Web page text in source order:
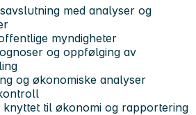
med analyser og
myndigheter
og oppfølging av
og økonomiske analyser
til økonomi og rapportering